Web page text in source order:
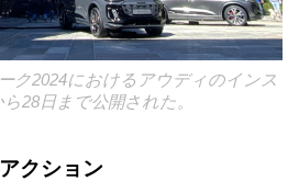
ク2024におけるアウディのインス
28日まで公開された。
クション